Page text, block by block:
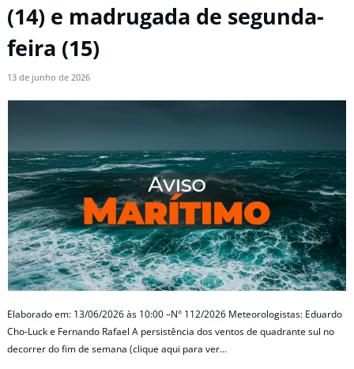
(14) e madrugada de segunda-
feira (15)
13 de junho de 2026
Elaborado em: 13/06/2026 às 10:00 –N° 112/2026 Meteorologistas: Eduardo
Cho-Luck e Fernando Rafael A persistência dos ventos de quadrante sul no
decorrer do fim de semana (clique aqui para ver…